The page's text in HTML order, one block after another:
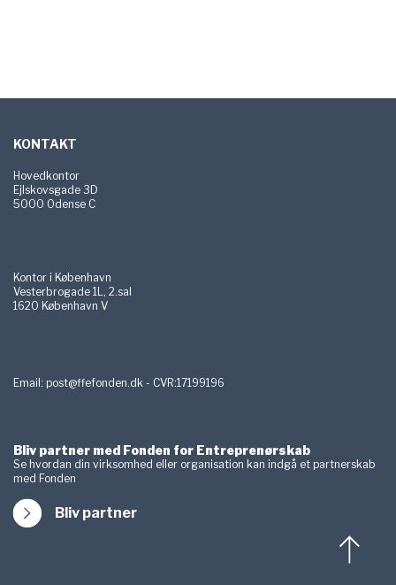
KONTAKT
Hovedkontor
Ejlskovsgade 3D
5000 Odense C
Kontor i København
Vesterbrogade 1L, 2.sal
1620 København V
Email: post@ffefonden.dk - CVR:17199196
Bliv partner med Fonden for Entreprenørskab
Se hvordan din virksomhed eller organisation kan indgå et partnerskab
med Fonden
Bliv partner